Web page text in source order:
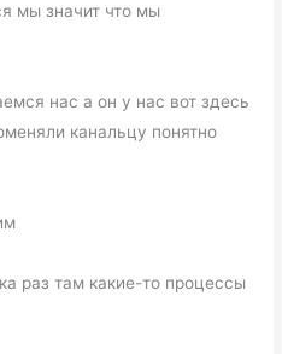
мы значит что мы
нас а он у нас вот здесь
канальцу понятно
раз там какие-то процессы